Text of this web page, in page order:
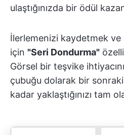
ulaştığınızda bir ödül
İlerlemenizi kaydetmek
için "Seri Dondurma"
Görsel bir teşvike
çubuğu dolarak bir
kadar yaklaştığınızı tam